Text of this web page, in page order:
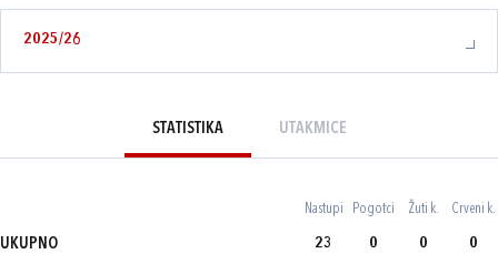
2025/26
STATISTIKA UTAKMICE
Nastupi Pogotci Žuti k. Crveni k.
UKUPNO 23 0 0 0